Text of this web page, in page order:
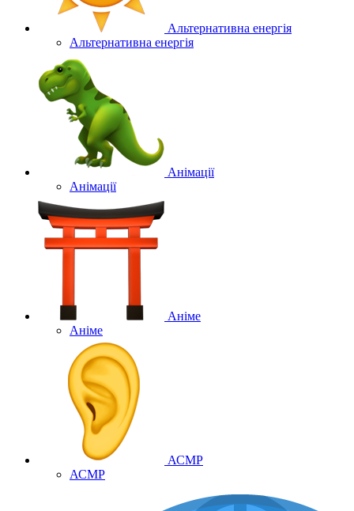
Альтернативна енергія
Альтернативна енергія
Анімації
Анімації
Аніме
Аніме
АСМР
АСМР